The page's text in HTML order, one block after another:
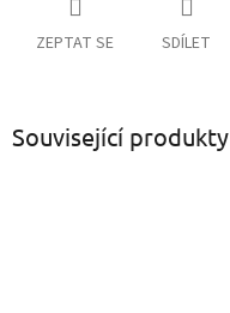
ZEPTAT SE SDÍLET
Související produkty